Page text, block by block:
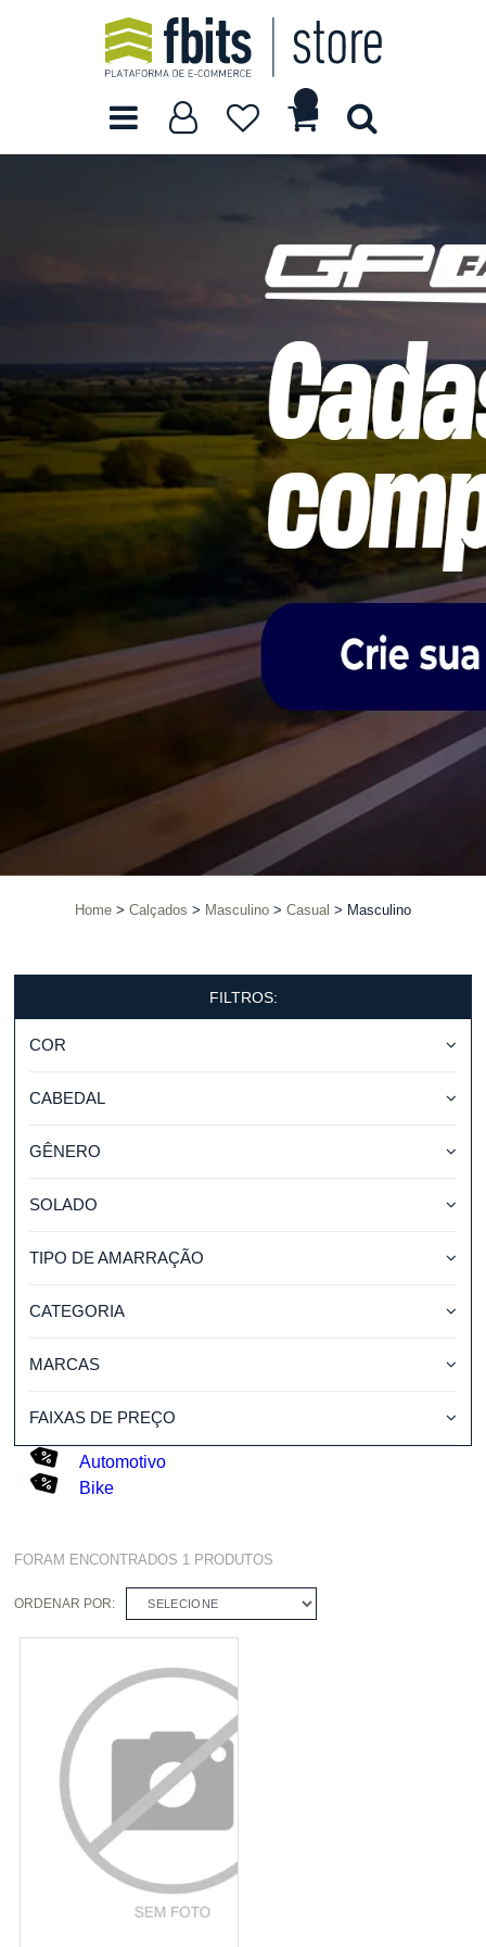
Home Calçados Masculino Casual Masculino
FILTROS:
COR
CABEDAL
GÊNERO
SOLADO
TIPO DE AMARRAÇÃO
CATEGORIA
MARCAS
FAIXAS DE PREÇO
Automotivo
Bike
FORAM ENCONTRADOS 1 PRODUTOS
ORDENAR POR: SELECIONE